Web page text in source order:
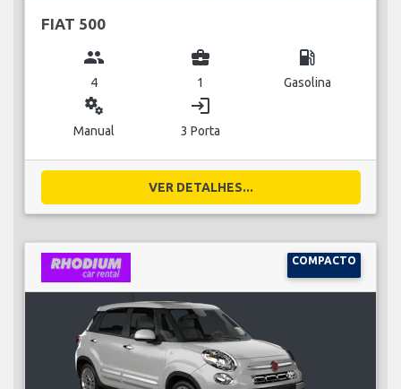
FIAT 500
group
4
business_center
1
local_gas_station
Gasolina
miscellaneous_services
Manual
login
3 Porta
VER DETALHES...
COMPACTO